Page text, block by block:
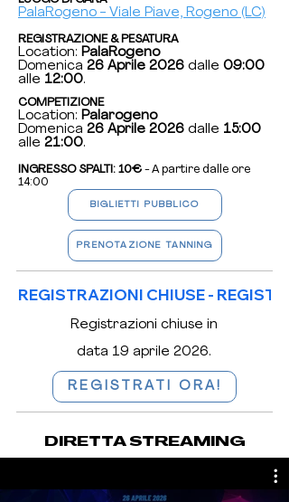
PalaRogeno - Viale Piave, Rogeno (LC)
REGISTRAZIONE & PESATURA
Location: PalaRogeno
Domenica 26 Aprile 2026 dalle 09:00
alle 12:00.
COMPETIZIONE
Location: Palarogeno
Domenica 26 Aprile 2026 dalle 15:00
alle 21:00.
INGRESSO SPALTI: 10€ - A partire dalle ore
14:00
BIGLIETTI PUBBLICO
PRENOTAZIONE TANNING
REGISTRAZIONI CHIUSE -
Registrazioni chiuse in
data 19 aprile 2026.
REGISTRATI ORA!
DIRETTA STREAMING